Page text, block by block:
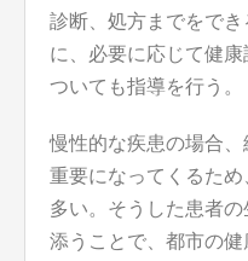
診断、処方までをで
に、必要に応じて健
ついても指導を行う。
慢性的な疾患の場合
重要になってくるた
多い。そうした患者
添うことで、都市の